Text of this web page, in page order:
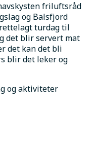
friluftsråd
og Balsfjord
turdag til
det blir servert mat
det kan det bli
blir det leker og
og aktiviteter